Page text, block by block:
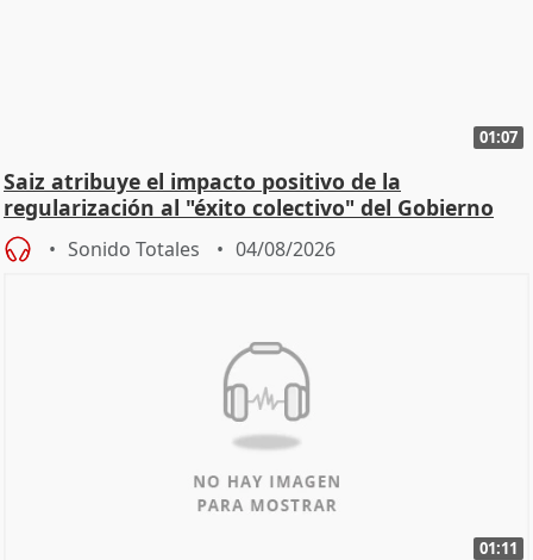
01:07
Saiz atribuye el impacto positivo de la
regularización al "éxito colectivo" del Gobierno
Sonido Totales 04/08/2026
01:11